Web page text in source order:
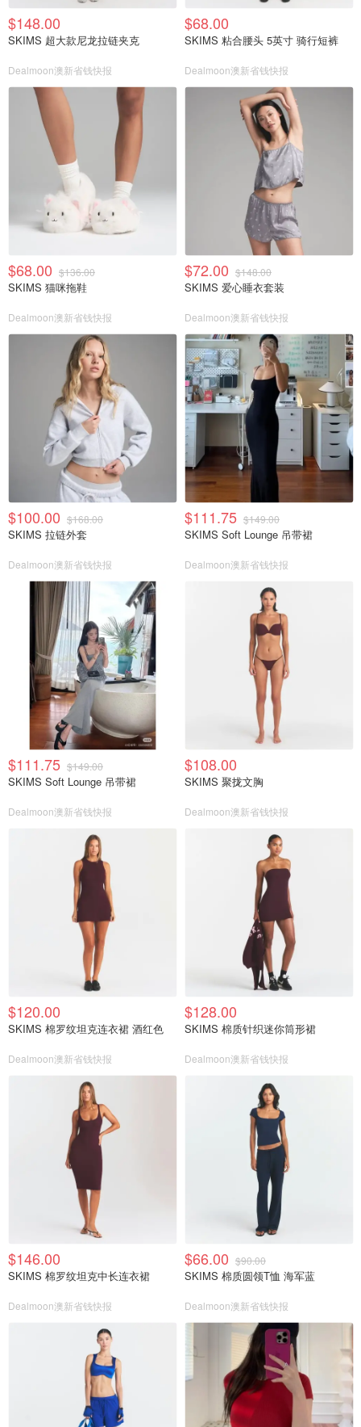
$148.00
SKIMS 超大款尼龙拉链夹克
Dealmoon澳新省钱快报
$68.00
SKIMS 粘合腰头 5英寸 骑行短裤
Dealmoon澳新省钱快报
$68.00 $136.00
SKIMS 猫咪拖鞋
Dealmoon澳新省钱快报
$72.00 $148.00
SKIMS 爱心睡衣套装
Dealmoon澳新省钱快报
$100.00 $168.00
SKIMS 拉链外套
Dealmoon澳新省钱快报
$111.75 $149.00
SKIMS Soft Lounge 吊带裙
Dealmoon澳新省钱快报
$111.75 $149.00
SKIMS Soft Lounge 吊带裙
Dealmoon澳新省钱快报
$108.00
SKIMS 聚拢文胸
Dealmoon澳新省钱快报
$120.00
SKIMS 棉罗纹坦克连衣裙 酒红色
Dealmoon澳新省钱快报
$128.00
SKIMS 棉质针织迷你筒形裙
Dealmoon澳新省钱快报
$146.00
SKIMS 棉罗纹坦克中长连衣裙
Dealmoon澳新省钱快报
$66.00 $90.00
SKIMS 棉质圆领T恤 海军蓝
Dealmoon澳新省钱快报